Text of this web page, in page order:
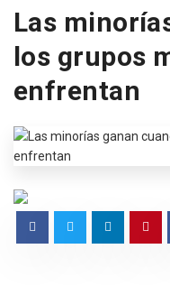
Las
los grupos
enfrentan